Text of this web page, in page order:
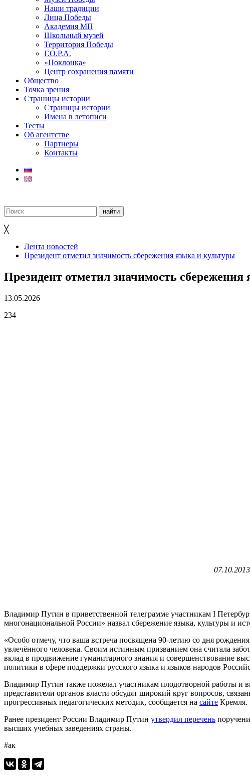
Наши традиции
Лица Победы
Академия МП
Школьный музей
Территория Победы
Г.О.Р.А.
«Поклонка»
Центр сохранения памяти
Общество
Точка зрения
Страницы истории
Страницы истории
Имена в летописи
Тесты
Об агентстве
Партнеры
Контакты
╳
Лента новостей
Президент отметил значимость сбережения языка и культуры
Президент отметил значимость
13.05.2026
234
Владимир Путин в приветственной телеграмме участникам I
многонациональной России» назвал сбережение языка, культуры и
«Особо отмечу, что ваша встреча посвящена 90-летию со дня
увлечённого человека. Своим истинным призванием она считала
вклад в продвижение гуманитарного знания и совершенствование
политики в сфере поддержки русского языка и языков народов
Владимир Путин также пожелал участникам плодотворной работы и
представители органов власти обсудят широкий круг вопросов,
прогрессивных педагогических методик, сообщается на сайте Кремля.
Ранее президент России Владимир Путин утвердил перечень
высших учебных заведениях страны.
#ак